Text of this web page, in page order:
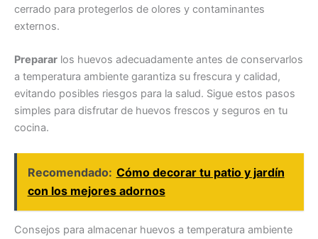
cerrado para protegerlos de olores y contaminantes
externos.
Preparar los huevos adecuadamente antes de conservarlos
a temperatura ambiente garantiza su frescura y calidad,
evitando posibles riesgos para la salud. Sigue estos pasos
simples para disfrutar de huevos frescos y seguros en tu
cocina.
Recomendado: Cómo decorar tu patio y jardín
con los mejores adornos
Consejos para almacenar huevos a temperatura ambiente